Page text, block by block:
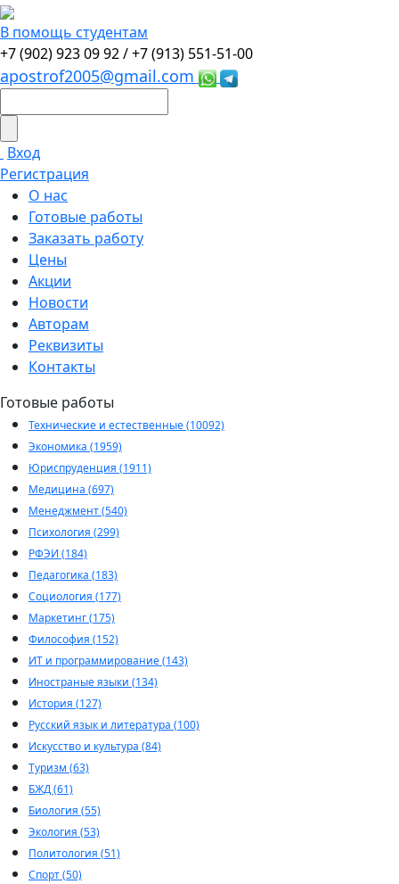
В помощь студентам
+7 (902) 923 09 92 /+7 (913) 551-51-00
apostrof2005@gmail.com
Вход
Регистрация
О нас
Готовые работы
Заказать работу
Цены
Акции
Новости
Авторам
Реквизиты
Контакты
Готовые работы
Технические и естественные (10092)
Экономика (1959)
Юриспруденция (1911)
Медицина (697)
Менеджмент (540)
Психология (299)
РФЭИ (184)
Педагогика (183)
Социология (177)
Маркетинг (175)
Философия (152)
ИТ и программирование (143)
Иностраные языки (134)
История (127)
Русский язык и литература (100)
Искусство и культура (84)
Туризм (63)
БЖД (61)
Биология (55)
Экология (53)
Политология (51)
Спорт (50)